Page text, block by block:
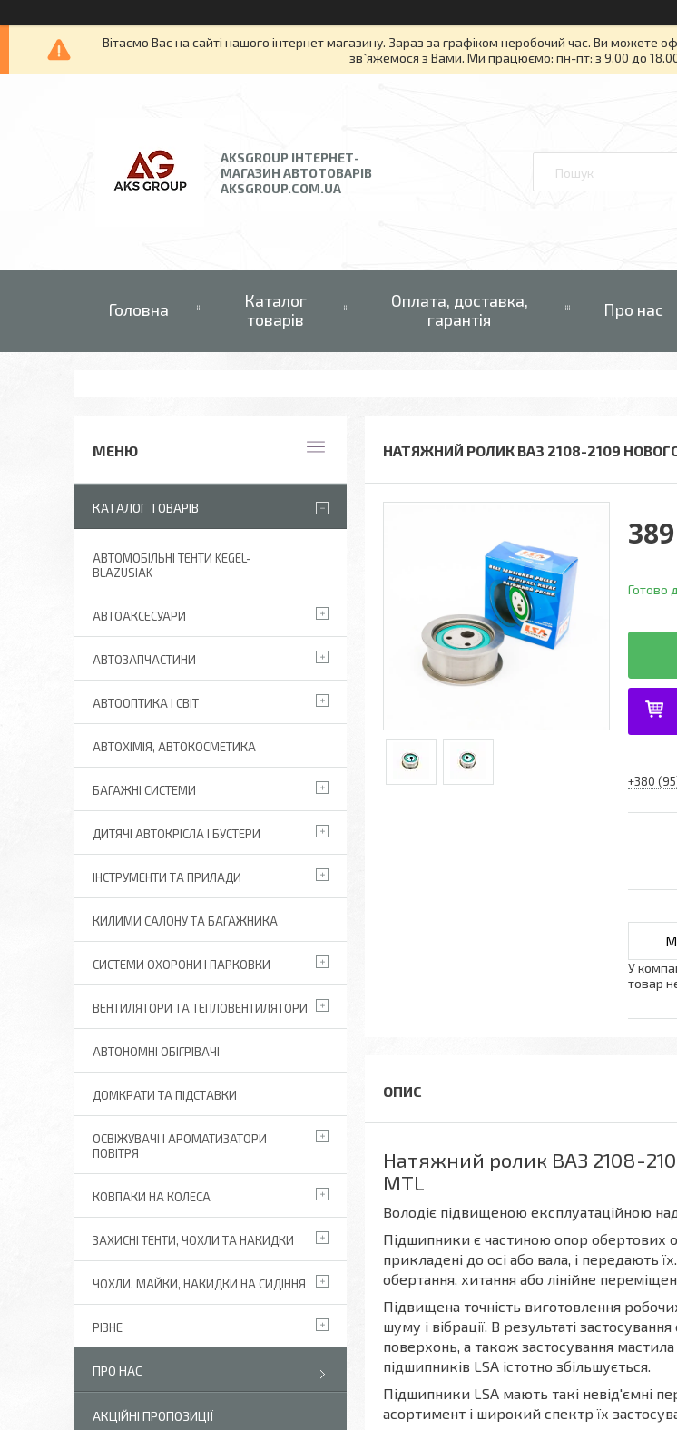
Вітаємо Вас на сайті нашого інтернет магазину. Зараз за графіком неробочий час. Ви можете
зв`яжемося з Вами. Ми працюємо: пн-пт: з 9.00 до
AKSGROUP ІНТЕРНЕТ-
МАГАЗИН АВТОТОВАРІВ
AKSGROUP.COM.UA
Головна
Каталог
товарів
Оплата, доставка,
гарантія
Про нас
НАТЯЖНИЙ РОЛИК ВАЗ 2108-2109
Готово
+380
У
товар
Натяжний ролик ВАЗ 2108-
MTL
Володіє підвищеною експлуатаційною
Підшипники є частиною опор обертових
прикладені до осі або вала, і передають
обертання, хитання або лінійне
Підвищена точність виготовлення
шуму і вібрації. В результаті
поверхонь, а також застосування
підшипників LSA істотно збільшується.
Підшипники LSA мають такі невід'ємні
асортимент і широкий спектр їх
КАТАЛОГ ТОВАРІВ
АВТОМОБІЛЬНІ ТЕНТИ KEGEL-
BLAZUSIAK
АВТОАКСЕСУАРИ
АВТОЗАПЧАСТИНИ
АВТООПТИКА І СВІТ
АВТОХІМІЯ, АВТОКОСМЕТИКА
БАГАЖНІ СИСТЕМИ
ДИТЯЧІ АВТОКРІСЛА І БУСТЕРИ
ІНСТРУМЕНТИ ТА ПРИЛАДИ
КИЛИМИ САЛОНУ ТА БАГАЖНИКА
СИСТЕМИ ОХОРОНИ І ПАРКОВКИ
ВЕНТИЛЯТОРИ ТА ТЕПЛОВЕНТИЛЯТОРИ
АВТОНОМНІ ОБІГРІВАЧІ
ДОМКРАТИ ТА ПІДСТАВКИ
ОСВІЖУВАЧІ І АРОМАТИЗАТОРИ
ПОВІТРЯ
КОВПАКИ НА КОЛЕСА
ЗАХИСНІ ТЕНТИ, ЧОХЛИ ТА НАКИДКИ
ЧОХЛИ, МАЙКИ, НАКИДКИ НА СИДІННЯ
РІЗНЕ
ПРО НАС
АКЦІЙНІ ПРОПОЗИЦІЇ